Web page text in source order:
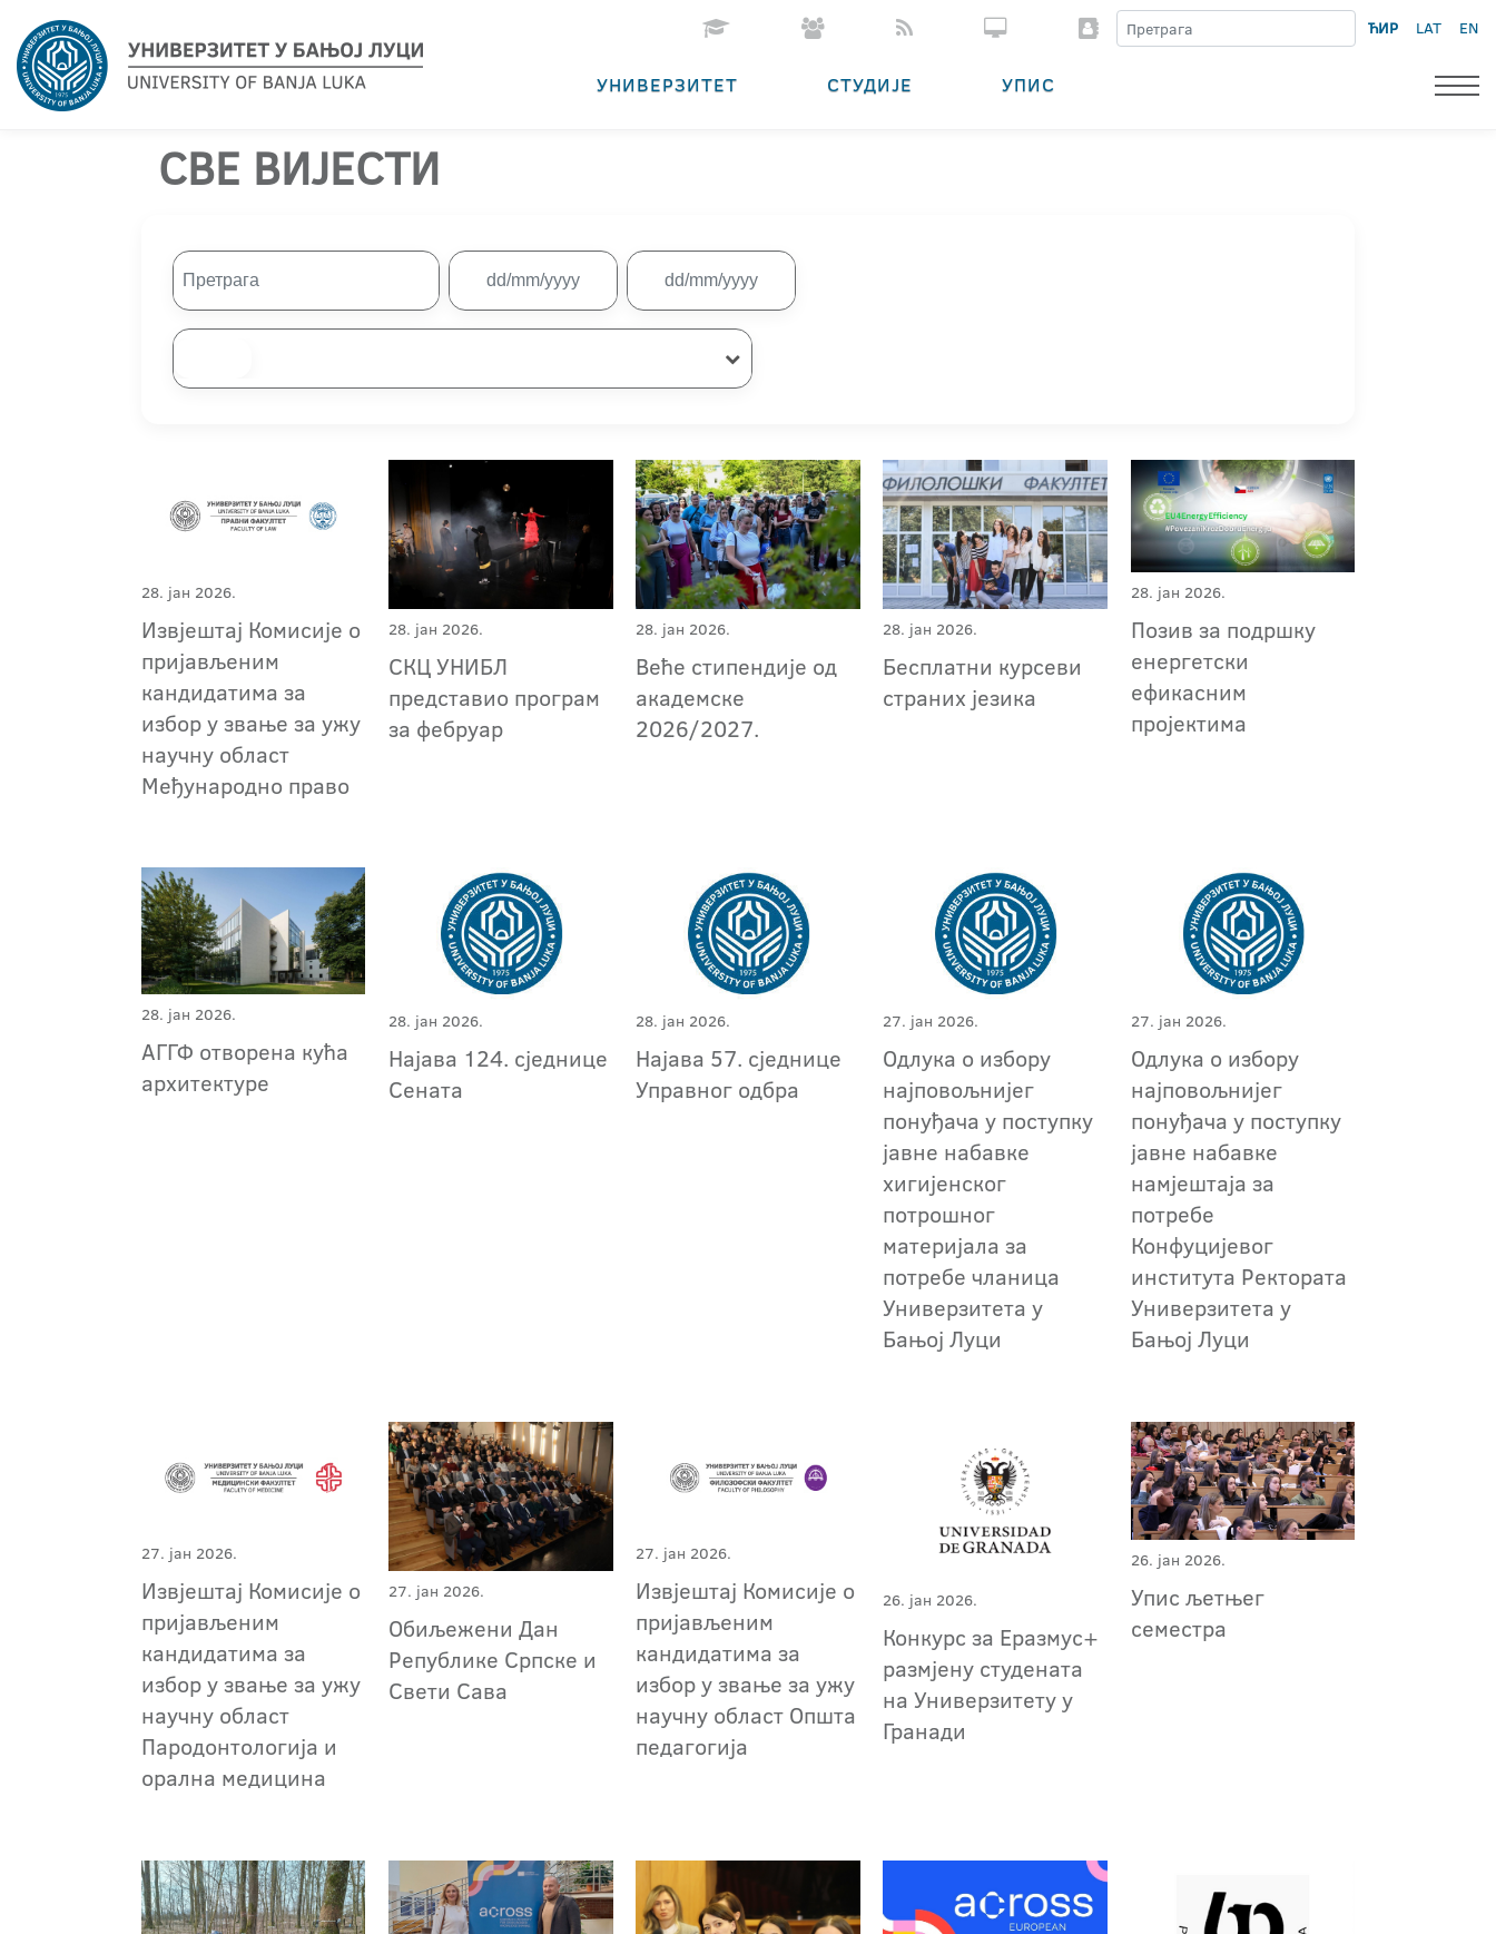
ЋИР LAT EN
УНИВЕРЗИТЕТ СТУДИЈЕ УПИС
СВЕ ВИЈЕСТИ
28. јан 2026.
Извјештај Комисије о
пријављеним
кандидатима за
избор у звање за ужу
научну област
Међународно право
28. јан 2026.
СКЦ УНИБЛ
представио програм
за фебруар
28. јан 2026.
Веће стипендије од
академске
2026/2027.
28. јан 2026.
Бесплатни курсеви
страних језика
28. јан 2026.
Позив за подршку
енергетски
ефикасним
пројектима
28. јан 2026.
АГГФ отворена кућa
архитектуре
28. јан 2026.
Најава 124. сједнице
Сената
28. јан 2026.
Најава 57. сједнице
Управног одбра
27. јан 2026.
Одлука о избору
најповољнијег
понуђача у поступку
јавне набавке
хигијенског
потрошног
материјала за
потребе чланица
Универзитета у
Бањој Луци
27. јан 2026.
Одлука о избору
најповољнијег
понуђача у поступку
јавне набавке
намјештаја за
потребе
Конфуцијевог
института Ректората
Универзитета у
Бањој Луци
27. јан 2026.
Извјештај Комисије о
пријављеним
кандидатима за
избор у звање за ужу
научну област
Пародонтологија и
орална медицина
27. јан 2026.
Обиљежени Дан
Републике Српске и
Свети Сава
27. јан 2026.
Извјештај Комисије о
пријављеним
кандидатима за
избор у звање за ужу
научну област Општа
педагогија
26. јан 2026.
Конкурс за Еразмус+
размјену студената
на Универзитету у
Гранади
26. јан 2026.
Упис љетњег
семестра